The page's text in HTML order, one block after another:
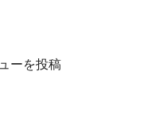
ーを投稿